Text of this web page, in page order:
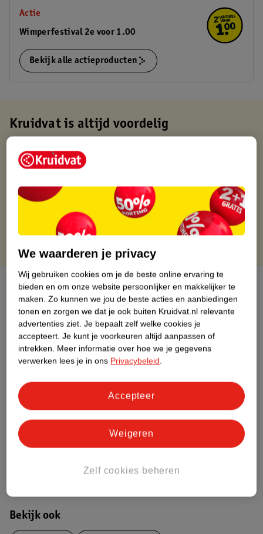
Actie
Wimperfestival 2e voor 1.00
Bekijk alle actieproducten
Kruidvat is altijd voordelig
Gratis ophalen in de winkel
Op werkdagen voor 22:00 uur besteld, volgende dag in huis
Gratis retourneren binnen 30 dagen
Gratis punten met je Kruidvat kaart
Over dit product
Productinformatie
Etiketinformatie
Nature Impact Score
Dit product heeft (nog) geen Nature
Impact Score.
Bestel & Bezorginformatie
Bekijk ook
We waarderen je privacy
Wij gebruiken cookies om je de beste online ervaring te
bieden en om onze website persoonlijker en makkelijker te
maken. Zo kunnen we jou de beste acties en aanbiedingen
tonen en zorgen we dat je ook buiten Kruidvat.nl relevante
advertenties ziet. Je bepaalt zelf welke cookies je
accepteert. Je kunt je voorkeuren altijd aanpassen of
intrekken. Meer informatie over hoe we je gegevens
verwerken lees je in ons Privacybeleid.
Zelf cookies beheren
Weigeren
Accepteer